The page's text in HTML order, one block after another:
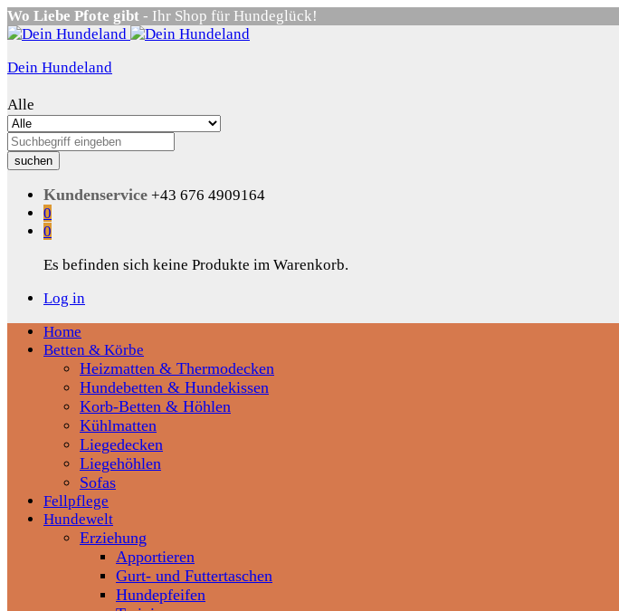
Wo Liebe Pfote gibt - Ihr Shop für Hundeglück!
Dein Hundeland
Alle
suchen
Kundenservice +43 676 4909164
0
0
Es befinden sich keine Produkte im Warenkorb.
Log in
Home
Betten & Körbe
Heizmatten & Thermodecken
Hundebetten & Hundekissen
Korb-Betten & Höhlen
Kühlmatten
Liegedecken
Liegehöhlen
Sofas
Fellpflege
Hundewelt
Erziehung
Apportieren
Gurt- und Futtertaschen
Hundepfeifen